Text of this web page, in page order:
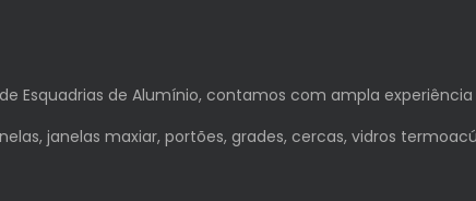
Esquadrias de Alumínio, contamos com ampla
janelas maxiar, portões, grades, cercas, vidros